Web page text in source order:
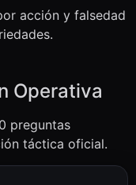
acción y falsedad
Operativa
preguntas
táctica oficial.